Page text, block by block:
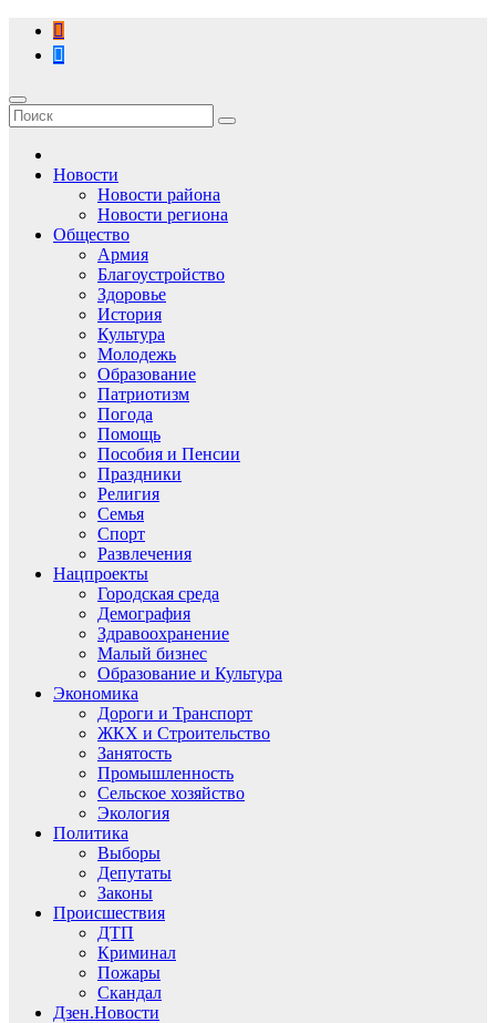
Перейти
содержимому
Новости
Новости района
Новости региона
Общество
Армия
Благоустройство
Здоровье
История
Культура
Молодежь
Образование
Патриотизм
Погода
Помощь
Пособия и Пенсии
Праздники
Религия
Семья
Спорт
Развлечения
Нацпроекты
Городская среда
Демография
Здравоохранение
Малый бизнес
Образование и Культура
Экономика
Дороги и Транспорт
ЖКХ и Строительство
Занятость
Промышленность
Сельское хозяйство
Экология
Политика
Выборы
Депутаты
Законы
Происшествия
ДТП
Криминал
Пожары
Скандал
Дзен.Новости